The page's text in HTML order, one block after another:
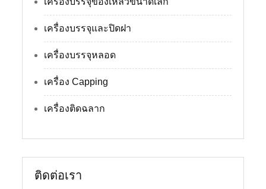
เครื่องบรรจุและปิดฝา
เครื่องบรรจุหลอด
เครื่อง Capping
เครื่องติดฉลาก
ติดต่อเรา